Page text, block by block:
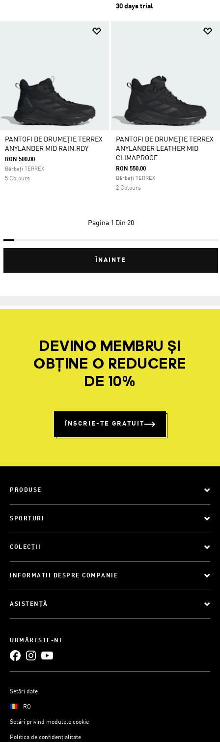
30 days trial
PANTOFI DE DRUMEȚIE TERREX
ANYLANDER MID RAIN.RDY
RON 500.00
Bărbați TERREX
5 Colours
PANTOFI DE DRUMEȚIE TERREX
ANYLANDER LEATHER MID
CLIMAPROOF
RON 550.00
Bărbați TERREX
2 Colours
Pagina 1 Din 20
ÎNAINTE
DEVINO MEMBRU ȘI
OBȚINE O REDUCERE
DE 10%
ÎNSCRIE-TE GRATUIT
PRODUSE
SPORTURI
COLECȚII
INFORMAȚII DESPRE COMPANIE
ASISTENȚĂ
URMĂREȘTE-NE
Setări date
RO
Setări privind modulele cookie
Politica de confidențialitate